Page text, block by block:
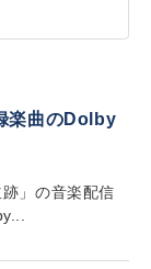
楽曲のDolby
」の音楽配信